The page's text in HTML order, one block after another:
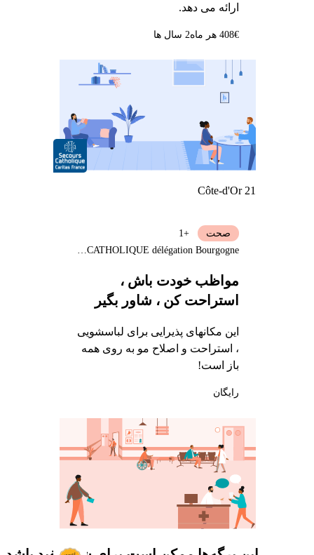
ارائه می دهد.
408€ هر ماه 2 سال ها
Côte-d'Or 21
مواظب خودت باش ،
استراحت کن ، شاور بگیر
این مکانهای پذیرایی برای لباسشویی
، استراحت و اصلاح مو به روی همه
باز است!
صحت
+1
رایگان